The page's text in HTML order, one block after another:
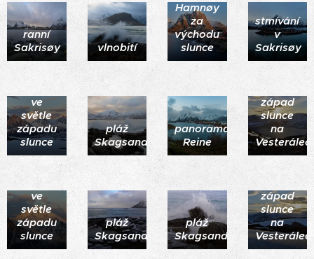
ranní
Sakrisøy
vlnobití
Hamnøy
za
východu
slunce
stmívání
v
Sakrisøy
ve
světle
západu
slunce
pláž
Skagsanden
panorama
Reine
západ
slunce
na
Vesterály
ve
světle
západu
slunce
pláž
Skagsanden
pláž
Skagsanden
západ
slunce
na